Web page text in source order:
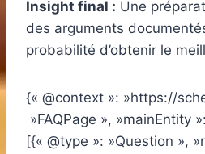
Insight final : Une
des arguments
probabilité d’obtenir le
{« @context »: »https://
»FAQPage », »mainEntity »:
[{« @type »: »Question »,